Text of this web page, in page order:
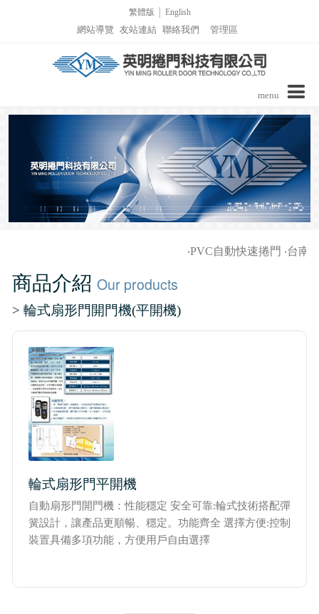
繁體版
English
網站導覽
友站連結 聯絡我們 管理區
menu
公司介紹
商品介紹
實績介紹
實績介紹-PVC自動捲門
實績介紹-柵欄機列表
實績介紹-滑升門列表
實績介紹-扇型門自動開門機
詢價表單
最新消息
PVC自動快速捲門‧ 台南
商品介紹 Our products
> 輪式扇形門開門機(平開機)
輪式扇形門平開機
自動扇形門開門機：性能穩定 安全可靠:輪式技術搭配彈
簧設計，讓產品更順暢、穩定。功能齊全 選擇方便:控制
裝置具備多項功能，方便用戶自由選擇